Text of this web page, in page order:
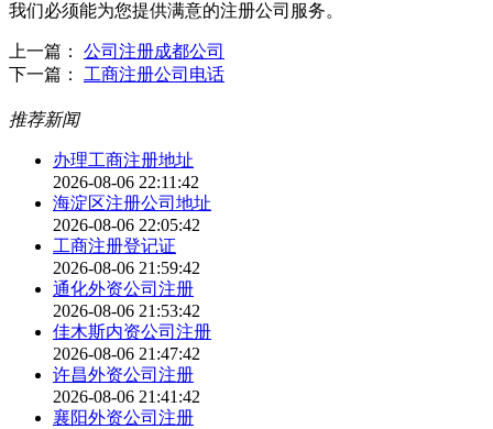
我们必须能为您提供满意的注册公司服务。
上一篇： 公司注册成都公司
下一篇： 工商注册公司电话
推荐新闻
办理工商注册地址
2026-08-06 22:11:42
海淀区注册公司地址
2026-08-06 22:05:42
工商注册登记证
2026-08-06 21:59:42
通化外资公司注册
2026-08-06 21:53:42
佳木斯内资公司注册
2026-08-06 21:47:42
许昌外资公司注册
2026-08-06 21:41:42
襄阳外资公司注册